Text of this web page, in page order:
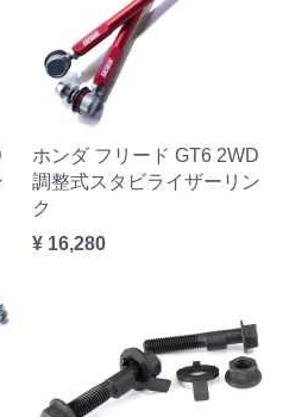
ホンダ フリード GT6 2WD
調整式スタビライザーリン
ク
¥ 16,280